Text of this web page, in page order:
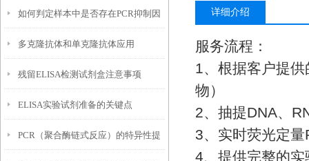
优化实验条件？
如何判定样本中是否存在PCR抑制因
子？
多克隆抗体和单克隆抗体应用
残留ELISA检测试剂盒注意事项
ELISA实验试剂准备的关键点
PCR（聚合酶链式反应）的特异性提
详细介绍
服务流程：
1、根据客户提
物）
2、抽提DNA、
3、实时荧光定量
4、提供完整的